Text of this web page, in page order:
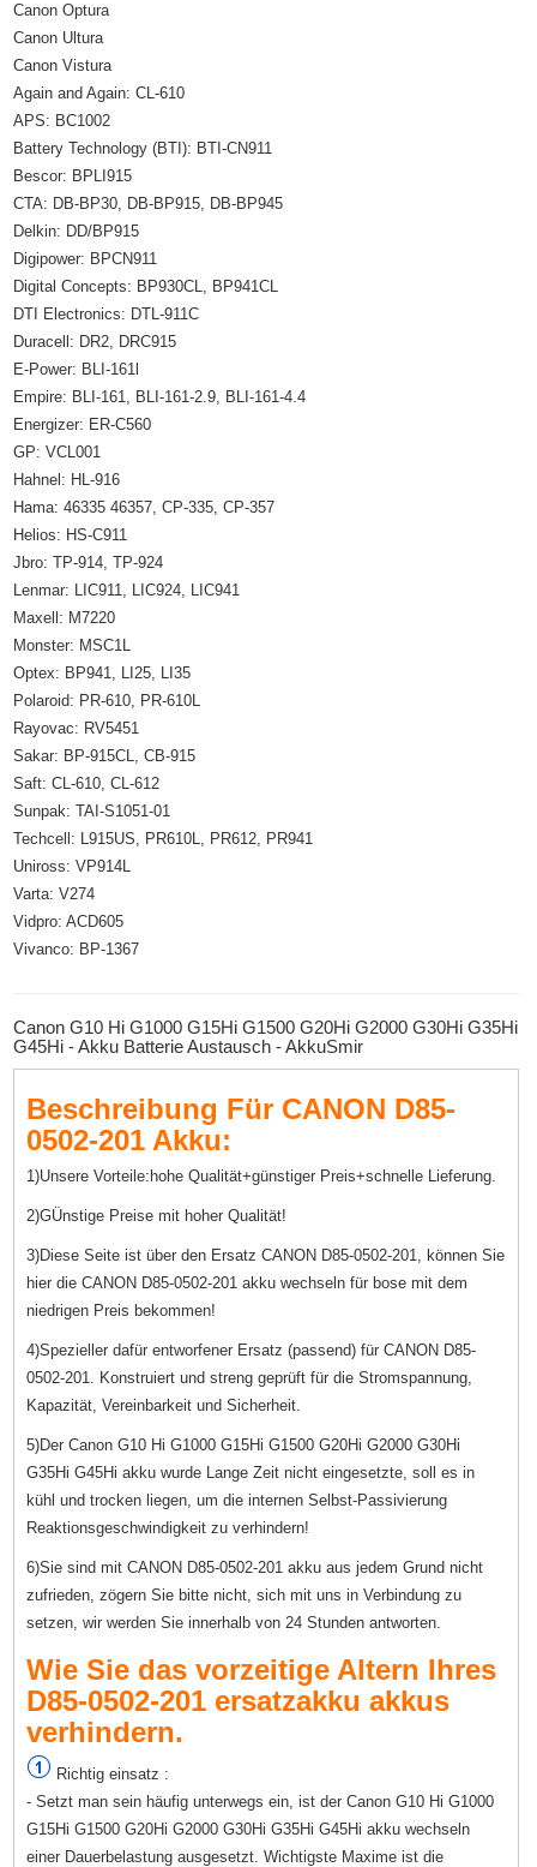
Canon Optura
Canon Ultura
Canon Vistura
Again and Again: CL-610
APS: BC1002
Battery Technology (BTI): BTI-CN911
Bescor: BPLI915
CTA: DB-BP30, DB-BP915, DB-BP945
Delkin: DD/BP915
Digipower: BPCN911
Digital Concepts: BP930CL, BP941CL
DTI Electronics: DTL-911C
Duracell: DR2, DRC915
E-Power: BLI-161l
Empire: BLI-161, BLI-161-2.9, BLI-161-4.4
Energizer: ER-C560
GP: VCL001
Hahnel: HL-916
Hama: 46335 46357, CP-335, CP-357
Helios: HS-C911
Jbro: TP-914, TP-924
Lenmar: LIC911, LIC924, LIC941
Maxell: M7220
Monster: MSC1L
Optex: BP941, LI25, LI35
Polaroid: PR-610, PR-610L
Rayovac: RV5451
Sakar: BP-915CL, CB-915
Saft: CL-610, CL-612
Sunpak: TAI-S1051-01
Techcell: L915US, PR610L, PR612, PR941
Uniross: VP914L
Varta: V274
Vidpro: ACD605
Vivanco: BP-1367
Canon G10 Hi G1000 G15Hi G1500 G20Hi G2000 G30Hi G35Hi
G45Hi - Akku Batterie Austausch - AkkuSmir
Beschreibung Für CANON D85-
0502-201 Akku:
1)Unsere Vorteile:hohe Qualität+günstiger Preis+schnelle Lieferung.
2)GÜnstige Preise mit hoher Qualität!
3)Diese Seite ist über den Ersatz CANON D85-0502-201, können Sie
hier die CANON D85-0502-201 akku wechseln für bose mit dem
niedrigen Preis bekommen!
4)Spezieller dafür entworfener Ersatz (passend) für CANON D85-
0502-201. Konstruiert und streng geprüft für die Stromspannung,
Kapazität, Vereinbarkeit und Sicherheit.
5)Der Canon G10 Hi G1000 G15Hi G1500 G20Hi G2000 G30Hi
G35Hi G45Hi akku wurde Lange Zeit nicht eingesetzte, soll es in
kühl und trocken liegen, um die internen Selbst-Passivierung
Reaktionsgeschwindigkeit zu verhindern!
6)Sie sind mit CANON D85-0502-201 akku aus jedem Grund nicht
zufrieden, zögern Sie bitte nicht, sich mit uns in Verbindung zu
setzen, wir werden Sie innerhalb von 24 Stunden antworten.
Wie Sie das vorzeitige Altern Ihres
D85-0502-201 ersatzakku akkus
verhindern.
Richtig einsatz :
- Setzt man sein häufig unterwegs ein, ist der Canon G10 Hi G1000
G15Hi G1500 G20Hi G2000 G30Hi G35Hi G45Hi akku wechseln
einer Dauerbelastung ausgesetzt. Wichtigste Maxime ist die